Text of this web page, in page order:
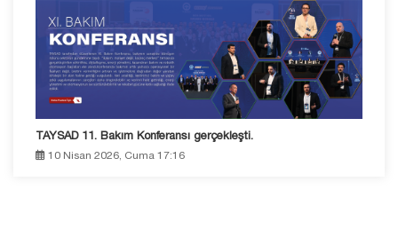
TAYSAD 11. Bakım Konferansı gerçekleşti.
10 Nisan 2026, Cuma 17:16